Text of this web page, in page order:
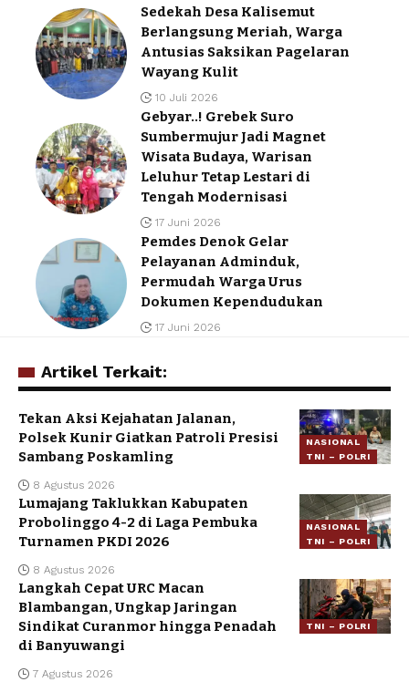
Sedekah Desa Kalisemut
Berlangsung Meriah, Warga
Antusias Saksikan Pagelaran
Wayang Kulit
10 Juli 2026
Gebyar..! Grebek Suro
Sumbermujur Jadi Magnet
Wisata Budaya, Warisan
Leluhur Tetap Lestari di
Tengah Modernisasi
17 Juni 2026
Pemdes Denok Gelar
Pelayanan Adminduk,
Permudah Warga Urus
Dokumen Kependudukan
17 Juni 2026
Artikel Terkait:
NASIONAL
TNI – POLRI
Tekan Aksi Kejahatan Jalanan,
Polsek Kunir Giatkan Patroli Presisi
Sambang Poskamling
8 Agustus 2026
NASIONAL
TNI – POLRI
Lumajang Taklukkan Kabupaten
Probolinggo 4-2 di Laga Pembuka
Turnamen PKDI 2026
8 Agustus 2026
TNI – POLRI
Langkah Cepat URC Macan
Blambangan, Ungkap Jaringan
Sindikat Curanmor hingga Penadah
di Banyuwangi
7 Agustus 2026